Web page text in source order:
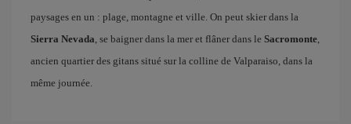
paysages en un : plage, montagne et ville. On peut skier dans la
Sierra Nevada, se baigner dans la mer et flâner dans le Sacromonte,
ancien quartier des gitans situé sur la colline de Valparaiso, dans la
même journée.